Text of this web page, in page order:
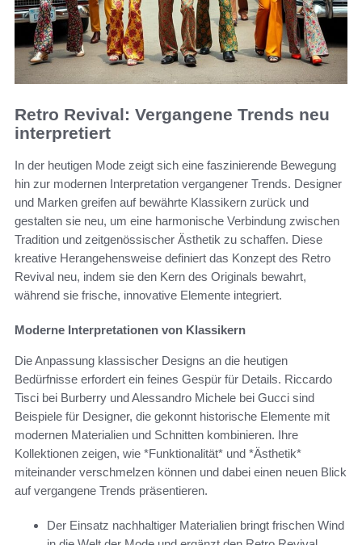
Retro Revival: Vergangene Trends neu
interpretiert
In der heutigen Mode zeigt sich eine faszinierende Bewegung
hin zur modernen Interpretation vergangener Trends. Designer
und Marken greifen auf bewährte Klassikern zurück und
gestalten sie neu, um eine harmonische Verbindung zwischen
Tradition und zeitgenössischer Ästhetik zu schaffen. Diese
kreative Herangehensweise definiert das Konzept des Retro
Revival neu, indem sie den Kern des Originals bewahrt,
während sie frische, innovative Elemente integriert.
Moderne Interpretationen von Klassikern
Die Anpassung klassischer Designs an die heutigen
Bedürfnisse erfordert ein feines Gespür für Details. Riccardo
Tisci bei Burberry und Alessandro Michele bei Gucci sind
Beispiele für Designer, die gekonnt historische Elemente mit
modernen Materialien und Schnitten kombinieren. Ihre
Kollektionen zeigen, wie *Funktionalität* und *Ästhetik*
miteinander verschmelzen können und dabei einen neuen Blick
auf vergangene Trends präsentieren.
Der Einsatz nachhaltiger Materialien bringt frischen Wind